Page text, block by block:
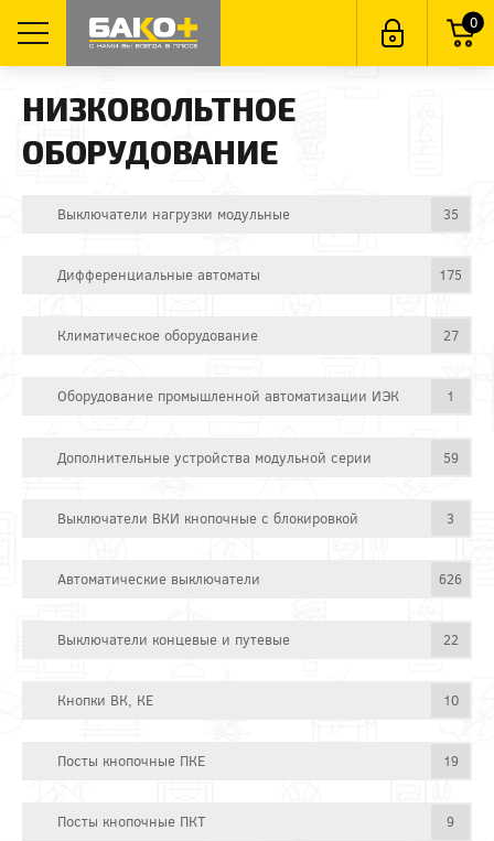
0
НИЗКОВОЛЬТНОЕ
ОБОРУДОВАНИЕ
Выключатели нагрузки модульные 35
Дифференциальные автоматы 175
Климатическое оборудование 27
Оборудование промышленной автоматизации ИЭК 1
Дополнительные устройства модульной серии 59
Выключатели ВКИ кнопочные с блокировкой 3
Автоматические выключатели 626
Выключатели концевые и путевые 22
Кнопки ВК, КЕ 10
Посты кнопочные ПКЕ 19
Посты кнопочные ПКТ 9